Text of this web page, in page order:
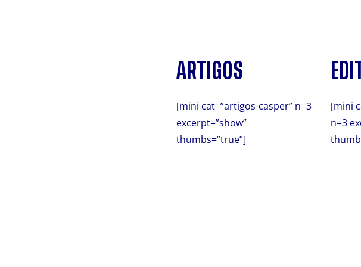
ARTIGOS
[mini cat=”artigos-casper” n=3
excerpt=”show”
thumbs=”true”]
[mini
n=3